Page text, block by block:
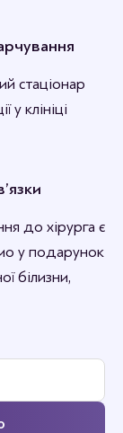
стаціонар
у клініці
до хірурга є
у подарунок
білизни,